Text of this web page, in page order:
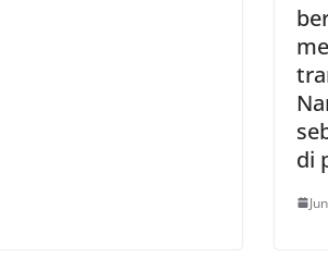
di